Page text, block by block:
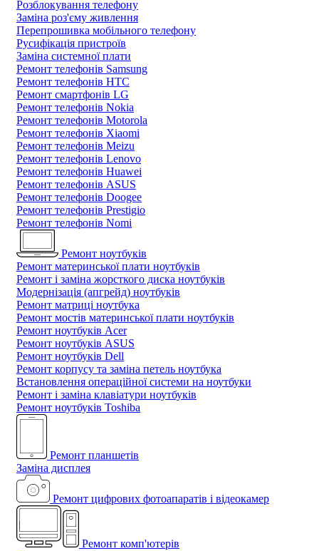
Розблокування телефону
Заміна роз'єму живлення
Перепрошивка мобільного телефону
Русифікація пристроїв
Заміна системної плати
Ремонт телефонів Samsung
Ремонт телефонів HTC
Ремонт смартфонів LG
Ремонт телефонів Nokia
Ремонт телефонів Motorola
Ремонт телефонів Xiaomi
Ремонт телефонів Meizu
Ремонт телефонів Lenovo
Ремонт телефонів Huawei
Ремонт телефонів ASUS
Ремонт телефонів Doogee
Ремонт телефонів Prestigio
Ремонт телефонів Nomi
Ремонт ноутбуків
Ремонт материнської плати ноутбуків
Ремонт і заміна жорсткого диска ноутбуків
Модернізація (апгрейд) ноутбуків
Ремонт матриці ноутбука
Ремонт мостів материнської плати ноутбуків
Ремонт ноутбуків Acer
Ремонт ноутбуків ASUS
Ремонт ноутбуків Dell
Ремонт корпусу та заміна петель ноутбука
Встановлення операційної системи на ноутбуки
Ремонт і заміна клавіатури ноутбуків
Ремонт ноутбуків Toshiba
Ремонт планшетів
Заміна дисплея
Ремонт цифрових фотоапаратів і відеокамер
Ремонт комп'ютерів